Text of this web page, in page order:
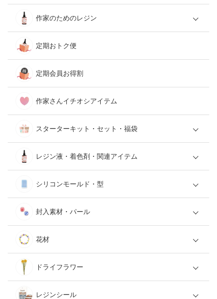
作家のためのレジン
定期おトク便
定期会員お得割
作家さんイチオシアイテム
スターターキット・セット・福袋
レジン液・着色剤・関連アイテム
シリコンモールド・型
封入素材・パール
花材
ドライフラワー
レジンシール